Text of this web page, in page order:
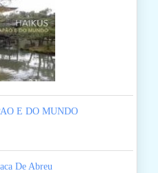
E DO MUNDO
De Abreu